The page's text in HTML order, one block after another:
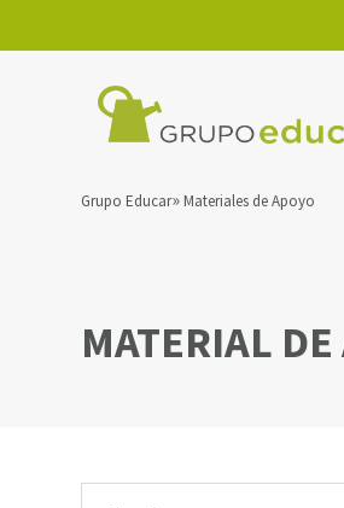
Grupo Educar Materiales de Apoyo
MATERIAL